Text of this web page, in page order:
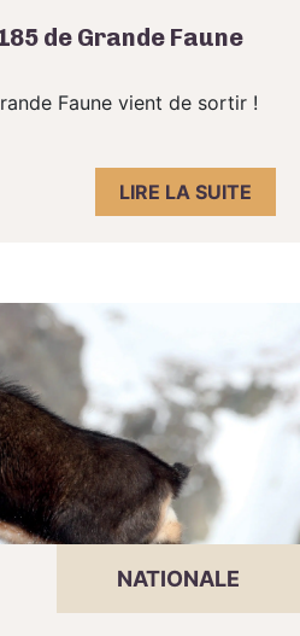
de Grande Faune
Faune vient de sortir !
LIRE LA SUITE
NATIONALE